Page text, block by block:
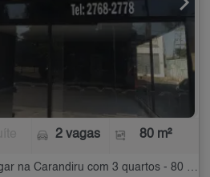
2 vagas 80 m²
Casa Comercial para Alugar na Carandiru com 3 quartos - 80 m²